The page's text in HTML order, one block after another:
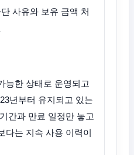
사유와 보유 금액 처
능한 상태로 운영되고
년부터 유지되고 있는
간과 만료 일정만 놓고
다는 지속 사용 이력이